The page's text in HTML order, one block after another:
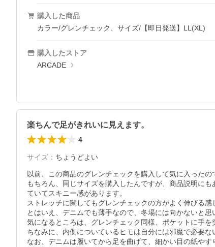
購入した商品
カラー/グレンチェック、サイズ/【即日発送】LL(XL)
購入したストア
ARCADE
楽ちんで足がきれいに見えます。
4
サイズ ： ちょうどよい
以前、この商品のグレンチェックを購入して気に入ったの
もちろん、同じサイズを購入したんですが、商品説明に
ていてスキニー感があります。
ストレッチに関してもグレンチェックの方がよく伸びる感
とはいえ、デニムでも薄手なので、冬場には向かないと思
気になるところは、グレンチェック同様、ポケットに手
ちなみに、内側についているヒモは自分には邪魔で必要な
なお、デニムは履いてから足を曲げて、細かい目の紙や